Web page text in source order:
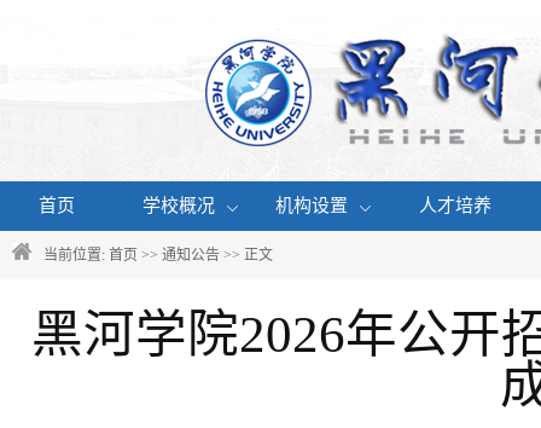
首页 学校概况 机构设置 人才培养
当前位置: 首页 >> 通知公告 >> 正文
黑河学院2026年公开